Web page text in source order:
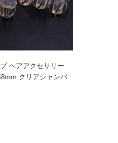
ヘアアクセサリー
クリアシャンパ